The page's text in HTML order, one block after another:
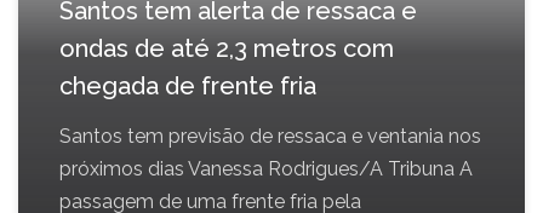
Santos tem alerta de ressaca e
ondas de até 2,3 metros com
chegada de frente fria
Santos tem previsão de ressaca e ventania nos
próximos dias Vanessa Rodrigues/A Tribuna A
passagem de uma frente fria pela